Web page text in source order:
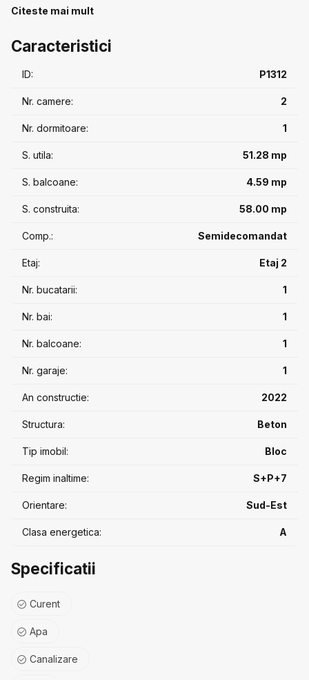
relaxare si loc de joaca pentru copii. O locuinta moderna,
Impreuna cu apartamentul se vand boxa si un loc in garaj.
Citeste mai mult
Caracteristici
ID: P1312
Nr. camere: 2
Nr. dormitoare: 1
S. utila: 51.28 mp
S. balcoane: 4.59 mp
S. construita: 58.00 mp
Comp.: Semidecomandat
Etaj: Etaj 2
Nr. bucatarii: 1
Nr. bai: 1
Nr. balcoane: 1
Nr. garaje: 1
An constructie: 2022
Structura: Beton
Tip imobil: Bloc
Regim inaltime: S+P+7
Orientare: Sud-Est
Clasa energetica: A
Specificatii
Curent
Apa
Canalizare